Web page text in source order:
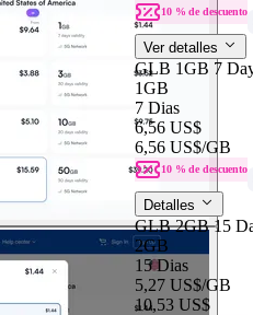
10 % de descuento
Ver detalles
GLB 1GB 7
1GB
7 Dias
6,56 US$
6,56 US$/GB
10 % de descuento
Detalles
GLB 2GB 15
2GB
15 Dias
5,27 US$/GB
10,53 US$